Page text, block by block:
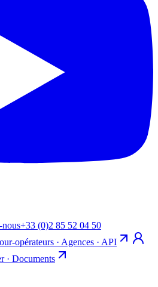
nous+33 (0)2 85 52 04 50
opérateurs · Agences · API
· Documents